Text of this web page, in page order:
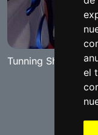
el
Tunning Show